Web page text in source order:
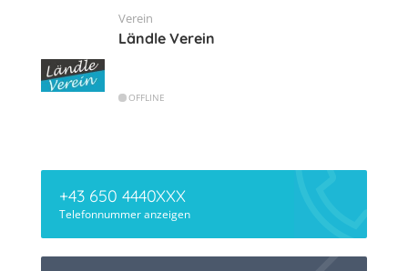
Verein
Ländle Verein
OFFLINE
+43 650 4440XXX
Telefonnummer anzeigen